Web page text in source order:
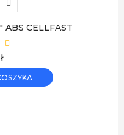
ABS CELLFAST